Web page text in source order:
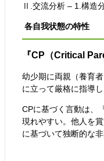
Ⅱ.交流分析 – 1.構造
各自我状態の特性
『CP（Critical
幼少期に両親（養育
に立って厳格に指導
CPに基づく言動は、
現れやすい。他人を
に基づいて独断的な